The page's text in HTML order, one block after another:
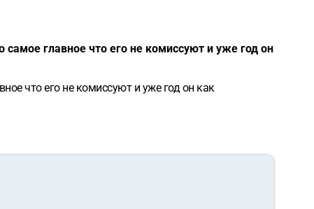
главное что его не комиссуют и уже год он
что его не комиссуют и уже год он как